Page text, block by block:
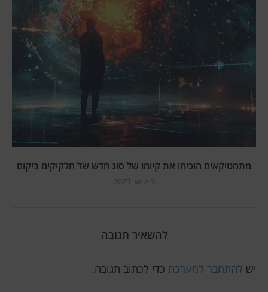
מתמטיקאים הוכיחו את קיומו של סוג חדש של חלקיקים ביקום
9 ינואר 2025
להשאיר תגובה
יש להתחבר למערכת כדי לכתוב תגובה.